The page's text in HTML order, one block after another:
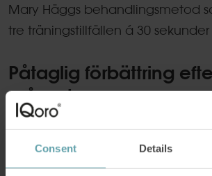
Consent Details
Mary Häggs behandlingsmetod
tre träningstillfällen á 30
Påtaglig förbättring
månad
– Det tog nog bara en månad –
innan jag märkte en påtaglig
vaknade inte längre och